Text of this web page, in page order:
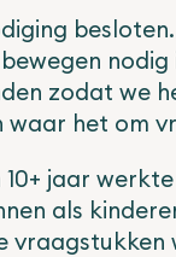
nodig
zodat we
waar het om
jaar
als
vraagstukken